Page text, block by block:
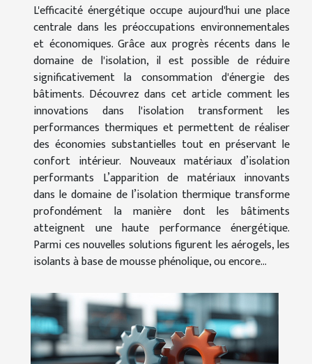
L'efficacité énergétique occupe aujourd'hui une place
centrale dans les préoccupations environnementales
et économiques. Grâce aux progrès récents dans le
domaine de l'isolation, il est possible de réduire
significativement la consommation d'énergie des
bâtiments. Découvrez dans cet article comment les
innovations dans l'isolation transforment les
performances thermiques et permettent de réaliser
des économies substantielles tout en préservant le
confort intérieur. Nouveaux matériaux d’isolation
performants L’apparition de matériaux innovants
dans le domaine de l’isolation thermique transforme
profondément la manière dont les bâtiments
atteignent une haute performance énergétique.
Parmi ces nouvelles solutions figurent les aérogels, les
isolants à base de mousse phénolique, ou encore...